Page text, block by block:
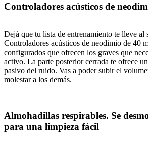
Controladores acústicos de
Dejá que tu lista de entrenamiento te lleve al
Controladores acústicos de neodimio de 40
configurados que ofrecen los graves que
activo. La parte posterior cerrada te ofrece
pasivo del ruido. Vas a poder subir el
molestar a los demás.
Almohadillas respirables. Se
para una limpieza fácil